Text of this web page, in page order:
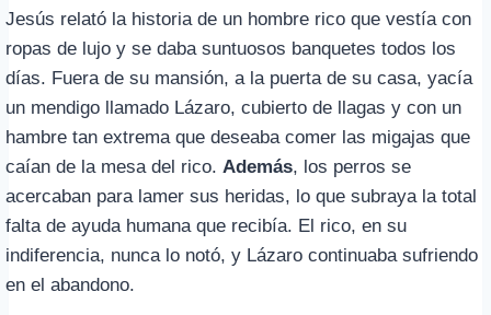
Jesús relató la historia de un hombre rico que vestía con
ropas de lujo y se daba suntuosos banquetes todos los
días. Fuera de su mansión, a la puerta de su casa, yacía
un mendigo llamado Lázaro, cubierto de llagas y con un
hambre tan extrema que deseaba comer las migajas que
caían de la mesa del rico. Además, los perros se
acercaban para lamer sus heridas, lo que subraya la total
falta de ayuda humana que recibía. El rico, en su
indiferencia, nunca lo notó, y Lázaro continuaba sufriendo
en el abandono.